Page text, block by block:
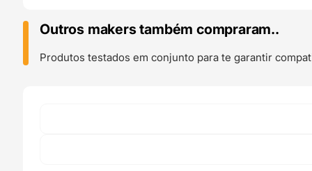
500g
RUBBERJET
FLEX
Outros makers também compraram..
Produtos testados em conjunto para te garantir